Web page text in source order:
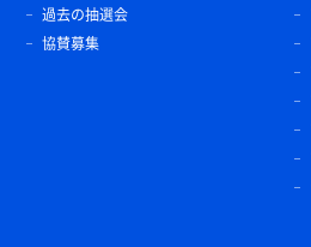
過去の抽選会
協賛募集